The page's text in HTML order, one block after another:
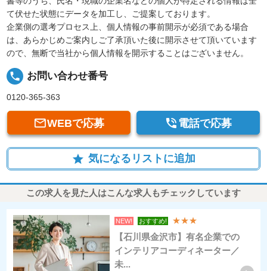
て伏せた状態にデータを加工し、ご提案しております。
企業側の選考プロセス上、個人情報の事前開示が必須である場合
は、あらかじめご案内しご了承頂いた後に開示させて頂いています
ので、無断で当社から個人情報を開示することはございません。
local_phone お問い合わせ番号
0120-365-363
WEBで応募  電話で応募
star 気になるリストに追加
この求人を見た人はこんな求人もチェックしています
NEW! おすすめ! ★★★
【石川県金沢市】有名企業での
インテリアコーディネーター／
未...